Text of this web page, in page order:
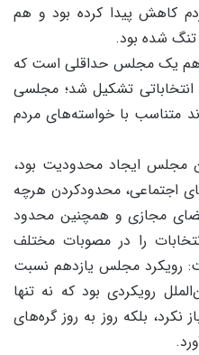
کاهش پیدا کرده بود و هم
تنگ شده بود.
یک مجلس حداقلی است که
تشکیل شد؛ مجلسی
متناسب با خواسته‌های مردم
مجلس ایجاد محدودیت بود،
اجتماعی، محدودکردن هرچه
مجازی و همچنین محدود
را در مصوبات مختلف
رویکرد مجلس یازدهم نسبت
رویکردی بود که نه تنها
بلکه روز به روز گره‌های